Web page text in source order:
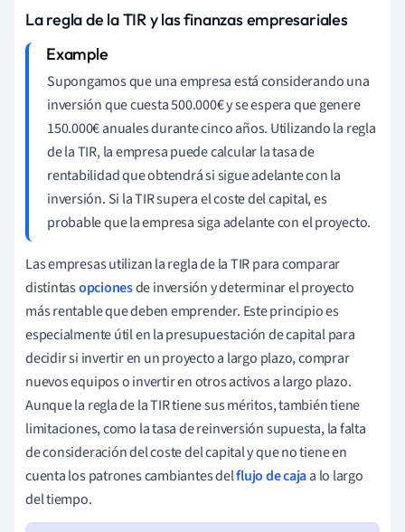
La regla de la TIR y las finanzas empresariales
Supongamos que una empresa está considerando una
inversión que cuesta 500.000€ y se espera que genere
150.000€ anuales durante cinco años. Utilizando la regla
de la TIR, la empresa puede calcular la tasa de
rentabilidad que obtendrá si sigue adelante con la
inversión. Si la TIR supera el coste del capital, es
probable que la empresa siga adelante con el proyecto.
Las empresas utilizan la regla de la TIR para comparar
distintasopcionesde inversión y determinar el proyecto
más rentable que deben emprender. Este principio es
especialmente útil en la presupuestación de capital para
decidir si invertir en un proyecto a largo plazo, comprar
nuevos equipos o invertir en otros activos a largo plazo.
Aunque la regla de la TIR tiene sus méritos, también tiene
limitaciones, como la tasa de reinversión supuesta, la falta
de consideración del coste del capital y que no tiene en
cuenta los patrones cambiantes delflujo de cajaa lo largo
del tiempo.